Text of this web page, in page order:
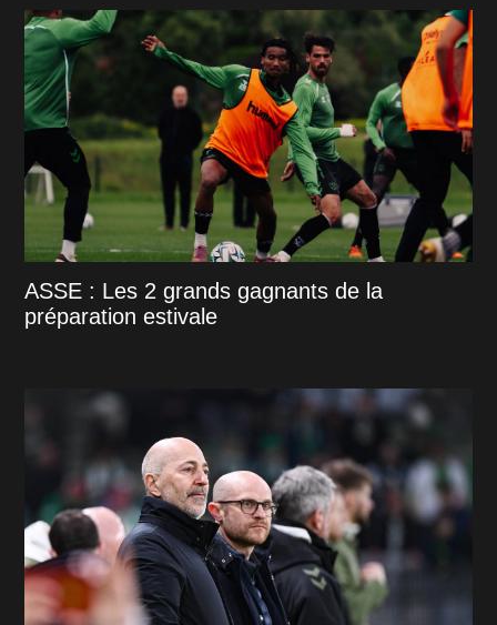
ASSE : Les 2 grands gagnants de la
préparation estivale